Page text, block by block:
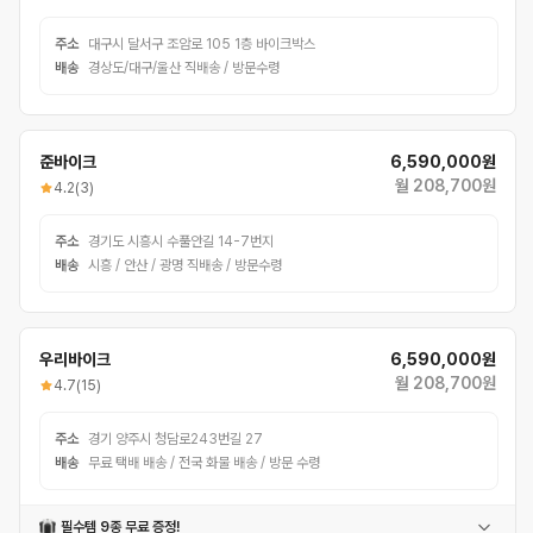
주소
대구시 달서구 조암로 105 1층 바이크박스
배송
경상도/대구/울산 직배송 / 방문수령
준바이크
4.2(3)
6,590,000원
월 208,700원
주소
경기도 시흥시 수풀안길 14-7번지
배송 시흥 / 안산 / 광명 직배송 / 방문수령
우리바이크
4.7(15)
6,590,000원
월 208,700원
주소
경기 양주시 청담로243번길 27
배송
무료 택배 배송 / 전국 화물 배송 / 방문 수령
필수템 9종 무료 증정!